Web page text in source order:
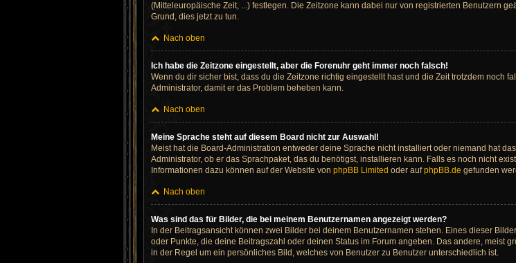
(Mitteleuropäische Zeit, ...) festlegen. Die Zeitzone kann dabei nur von registrierten Benutzern
Grund, dies jetzt zu tun.
Nach oben
Ich habe die Zeitzone eingestellt, aber die Forenuhr geht immer noch falsch!
Wenn du dir sicher bist, dass du die Zeitzone richtig eingestellt hast und die Zeit trotzdem noch
Administrator, damit er das Problem beheben kann.
Nach oben
Meine Sprache steht auf diesem Board nicht zur Auswahl!
Meist hat die Board-Administration entweder deine Sprache nicht installiert oder niemand hat
Administrator, ob er das Sprachpaket, das du benötigst, installieren kann. Falls es noch nicht
Informationen dazu können auf der Website von phpBB Limited oder aufphpBB.de gefunden
Nach oben
Was sind das für Bilder, die bei meinem Benutzernamen angezeigt werden?
In der Beitragsansicht können zwei Bilder bei deinem Benutzernamen stehen. Eines dieser
oder Punkte, die deine Beitragszahl oder deinen Status im Forum angeben. Das andere, meist
in der Regel um ein persönliches Bild, welches von Benutzer zu Benutzer unterschiedlich ist.